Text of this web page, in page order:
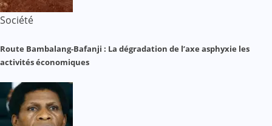
Société
Route Bambalang-Bafanji : La dégradation de l’axe asphyxie les
activités économiques